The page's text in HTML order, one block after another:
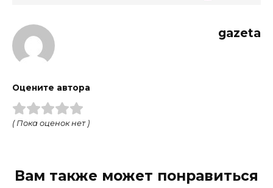
gazeta
Оцените автора
( Пока оценок нет )
Вам также может понравиться